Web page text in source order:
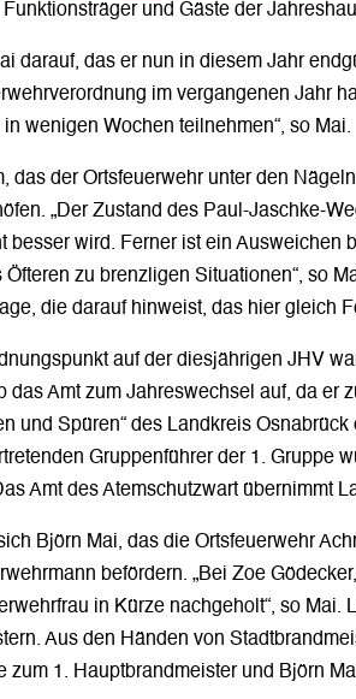
und Gäste der
darauf, das er nun in diesem Jahr
im vergangenen Jahr
wenigen Wochen teilnehmen“, so Mai.
das der Ortsfeuerwehr unter den
„Der Zustand des Paul-Jaschke-
besser wird. Ferner ist ein
Öfteren zu brenzligen Situationen“, so
die darauf hinweist, das hier gleich
auf der diesjährigen JHV
das Amt zum Jahreswechsel auf, da
und Spüren“ des Landkreis
Gruppenführer der 1. Gruppe
Amt des Atemschutzwart übernimmt
Björn Mai, das die Ortsfeuerwehr
befördern. „Bei Zoe
in Kürze nachgeholt“, so
Aus den Händen von
zum 1. Hauptbrandmeister und Björn